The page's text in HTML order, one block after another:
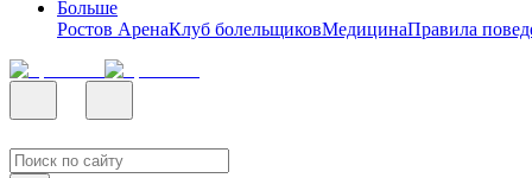
Больше
Ростов АренаКлуб болельщиковМедицинаПравила